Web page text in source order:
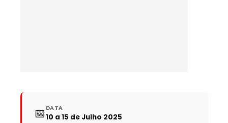
📅 DATA
10 a 15 de Julho 2025